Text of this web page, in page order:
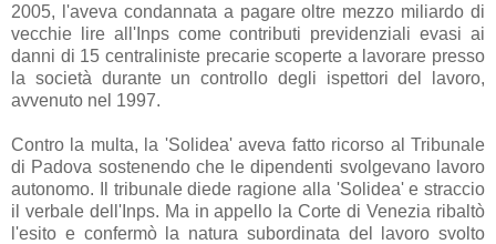
2005, l'aveva condannata a pagare oltre mezzo miliardo di
vecchie lire all'Inps come contributi previdenziali evasi ai
danni di 15 centraliniste precarie scoperte a lavorare presso
la società durante un controllo degli ispettori del lavoro,
avvenuto nel 1997.
Contro la multa, la 'Solidea' aveva fatto ricorso al Tribunale
di Padova sostenendo che le dipendenti svolgevano lavoro
autonomo. Il tribunale diede ragione alla 'Solidea' e straccio
il verbale dell'Inps. Ma in appello la Corte di Venezia ribaltò
l'esito e confermò la natura subordinata del lavoro svolto